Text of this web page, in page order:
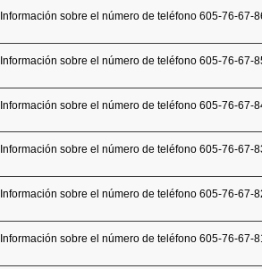
Información sobre el número de teléfono 605-76-67-
Información sobre el número de teléfono 605-76-67-
Información sobre el número de teléfono 605-76-67-
Información sobre el número de teléfono 605-76-67-
Información sobre el número de teléfono 605-76-67-
Información sobre el número de teléfono 605-76-67-